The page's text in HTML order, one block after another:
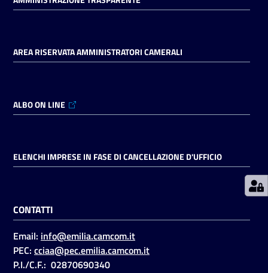
digitale
Pagamenti
Accedi
AREA RISERVATA AMMINISTRATORI CAMERALI
ALBO ON LINE
ELENCHI IMPRESE IN FASE DI CANCELLAZIONE D'UFFICIO
CONTATTI
Email: info@emilia.camcom.it
PEC: cciaa@pec.emilia.camcom.it
P.I./C.F.: 02870690340